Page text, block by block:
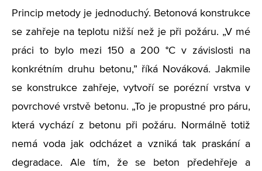
Princip metody je jednoduchý. Betonová konstrukce
se zahřeje na teplotu nižší než je při požáru. „V mé
práci to bylo mezi 150 a 200 °C v závislosti na
konkrétním druhu betonu,” říká Nováková. Jakmile
se konstrukce zahřeje, vytvoří se porézní vrstva v
povrchové vrstvě betonu. „To je propustné pro páru,
která vychází z betonu při požáru. Normálně totiž
nemá voda jak odcházet a vzniká tak praskání a
degradace. Ale tím, že se beton předehřeje a